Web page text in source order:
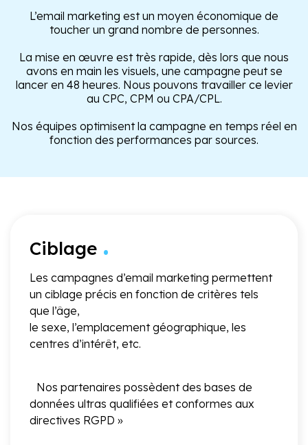
L’email marketing est un moyen économique de
toucher un grand nombre de personnes.
La mise en œuvre est très rapide, dès lors que nous
avons en main les visuels, une campagne peut se
lancer en 48 heures. Nous pouvons travailler ce levier
au CPC, CPM ou CPA/CPL.
Nos équipes optimisent la campagne en temps réel en
fonction des performances par sources.
Ciblage .
Les campagnes d’email marketing permettent
un ciblage précis en fonction de critères tels
que l’âge,
le sexe, l’emplacement géographique, les
centres d’intérêt, etc.
Nos partenaires possèdent des bases de
données ultras qualifiées et conformes aux
directives RGPD »